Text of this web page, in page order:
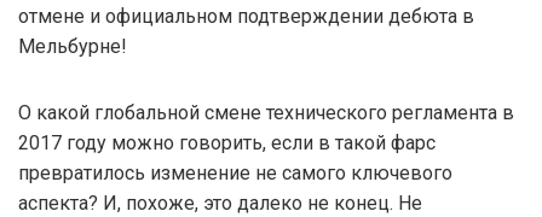
отмене и официальном подтверждении дебюта в
Мельбурне!
О какой глобальной смене технического регламента в
2017 году можно говорить, если в такой фарс
превратилось изменение не самого ключевого
аспекта? И, похоже, это далеко не конец. Не